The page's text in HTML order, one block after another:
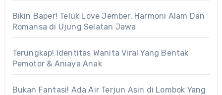
Bikin Baper! Teluk Love Jember, Harmoni Alam Dan
Romansa di Ujung Selatan Jawa
Terungkap! Identitas Wanita Viral Yang Bentak
Pemotor & Aniaya Anak
Bukan Fantasi! Ada Air Terjun Asin di Lombok Yang